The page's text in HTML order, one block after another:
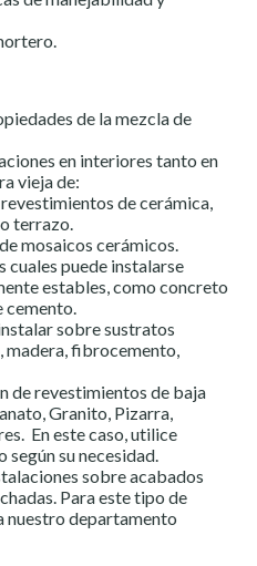
de la mezcla de
en interiores tanto en
vieja de:
de cerámica,
terrazo.
mosaicos cerámicos.
cuales puede instalarse
estables, como concreto
cemento.
sobre sustratos
madera, fibrocemento,
de revestimientos de baja
Granito, Pizarra,
En este caso, utilice
según su necesidad.
sobre acabados
Para este tipo de
nuestro departamento